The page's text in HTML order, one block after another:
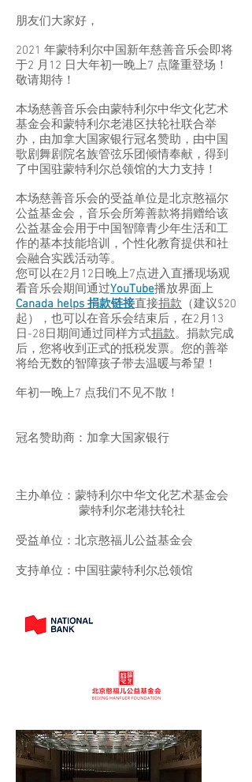
朋友们大家好，
2021 年蒙特利尔中国新年慈善音乐会即将
于2 月12 日大年初一晚上7 点隆重登场！
敬请期待！
本场慈善音乐会由蒙特利尔中华文化艺术
基金会和蒙特利尔老港区扶轮社联合举
办，由加拿大国家银行冠名赞助，由中国
歌剧舞剧院名族管弦乐团倾情奉献，得到
了中国驻蒙特利尔总领馆的大力支持！
本场慈善音乐会的受益单位是北京憨福尔
公益基金会，音乐会所筹善款将捐赠给该
公益基金会用于中国智障青少年生活和工
作的基本技能培训，个性化教育提供和社
会融合实践活动等。
您可以在2月12日晚上7点进入直播现场观
看音乐会期间通过YouTube播放界面上
Canada helps 捐款链接直接捐款 （建议$20
起），也可以在音乐会结束后，在2月13
日-28日期间通过同样方式捐款。捐款完成
后，您将收到正式的抵税发票。您的善举
将给无数的智障孩子带去温暖与希望！
年初一晚上7 点我们不见不散！
冠名赞助商：加拿大国家银行
主办单位：蒙特利尔中华文化艺术基金会
蒙特利尔老港扶轮社
受益单位：北京憨福儿公益基金会
支持单位：中国驻蒙特利尔总领馆